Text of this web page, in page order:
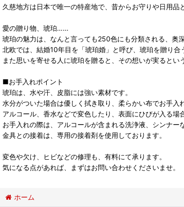
久慈地方は日本で唯一の特産地で、昔からお守りや日用品
愛の贈り物、琥珀……
琥珀の魅力は、なんと言っても250色にも分類される、奥
北欧では、結婚10年目を「琥珀婚」と呼び、琥珀を贈り合
また思いを寄せる人に琥珀を贈ると、その想いが実るとい
■お手入れポイント
琥珀は、水や汗、皮脂には強い素材です。
水分がついた場合は優しく拭き取り、柔らかい布でお手入
アルコール、香水などで変色したり、表面にひびが入る場
お手入れの際は、アルコールが含まれる洗浄液、シンナー
金具との接着は、専用の接着剤を使用しております。
変色や欠け、ヒビなどの修理も、有料にて承ります。
気になる点があれば、まずはお問い合わせくださいませ。
ホーム